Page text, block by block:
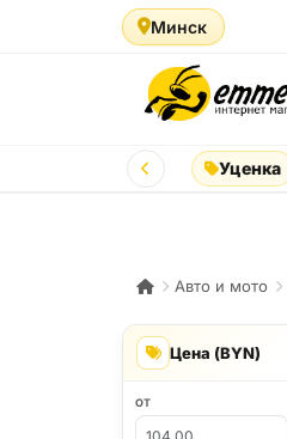
Минск
Уценка
Авто и мото
Цена (BYN)
ОТ